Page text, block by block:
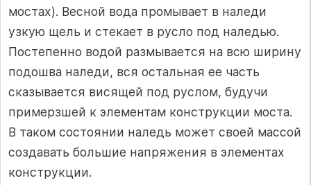
мостах). Весной вода промывает в наледи
узкую щель и стекает в русло под наледью.
Постепенно водой размывается на всю ширину
подошва наледи, вся остальная ее часть
сказывается висящей под руслом, будучи
примерзшей к элементам конструкции моста.
В таком состоянии наледь может своей массой
создавать большие напряжения в элементах
конструкции.